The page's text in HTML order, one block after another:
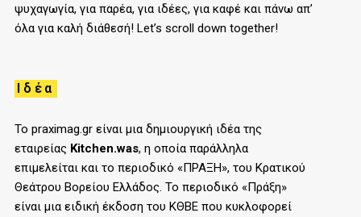
ψυχαγωγία, για παρέα, για ιδέες, για καφέ και πάνω απ’
όλα για καλή διάθεσή! Let’s scroll down together!
Ιδέα
Το praximag.gr είναι μια δημιουργική ιδέα της
εταιρείας Kitchen.was, η οποία παράλληλα
επιμελείται και το περιοδικό «ΠΡΑΞΗ», του Kρατικού
Θεάτρου Βορείου Ελλάδος. Το περιοδικό «Πράξη»
είναι μια ειδική έκδοση του ΚΘΒΕ που κυκλοφορεί